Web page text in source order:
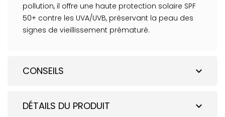
pollution, il offre une haute protection solaire SPF
50+ contre les UVA/UVB, préservant la peau des
signes de vieillissement prématuré.
expand_more
CONSEILS
expand_more
DÉTAILS DU PRODUIT